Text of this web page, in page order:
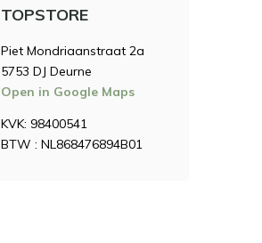
TOPSTORE
Piet Mondriaanstraat 2a
5753 DJ Deurne
Open in Google Maps
KVK: 98400541
BTW : NL868476894B01